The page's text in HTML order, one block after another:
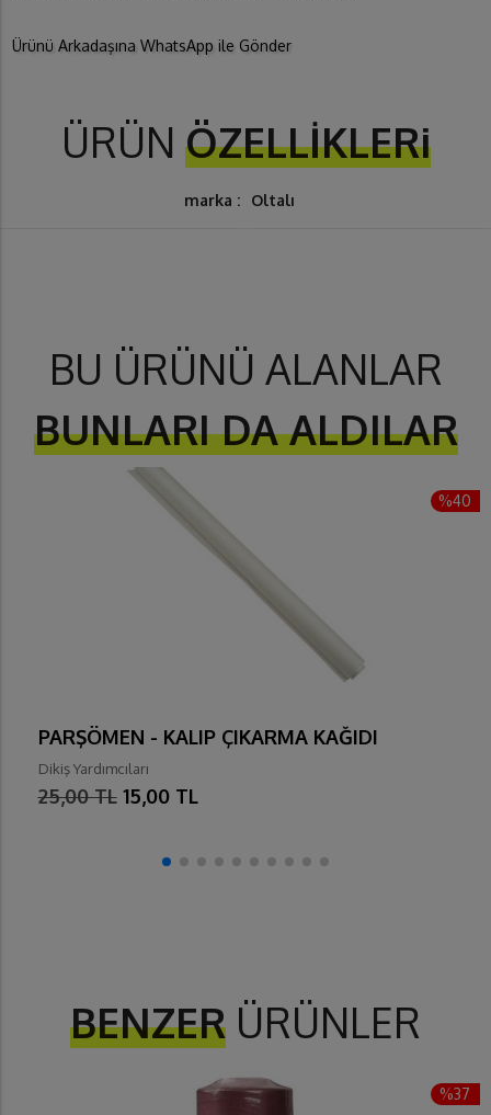
Ürünü Arkadaşına WhatsApp ile Gönder
ÜRÜN ÖZELLİKLERi
marka : Oltalı
BU ÜRÜNÜ ALANLAR
BUNLARI DA ALDILAR
%40
PARŞÖMEN - KALIP ÇIKARMA KAĞIDI
Dikiş Yardımcıları
25,00 TL 15,00 TL
BENZER ÜRÜNLER
%37